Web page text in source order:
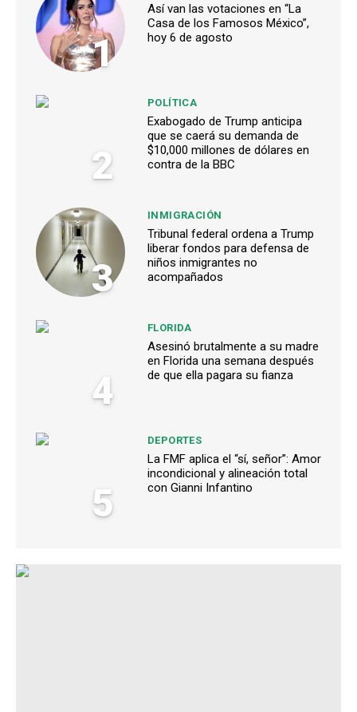
1
Así van las votaciones en “La
Casa de los Famosos México”,
hoy 6 de agosto
2
POLÍTICA
Exabogado de Trump anticipa
que se caerá su demanda de
$10,000 millones de dólares en
contra de la BBC
3
INMIGRACIÓN
Tribunal federal ordena a Trump
liberar fondos para defensa de
niños inmigrantes no
acompañados
4
FLORIDA
Asesinó brutalmente a su madre
en Florida una semana después
de que ella pagara su fianza
5
DEPORTES
La FMF aplica el “sí, señor”: Amor
incondicional y alineación total
con Gianni Infantino